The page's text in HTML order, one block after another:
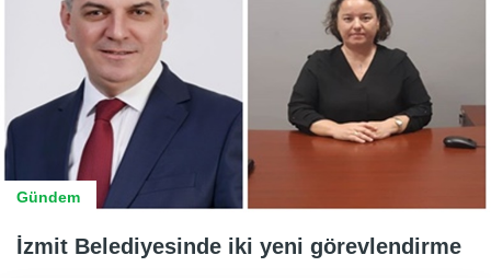
Gündem
İzmit Belediyesinde iki yeni görevlendirme